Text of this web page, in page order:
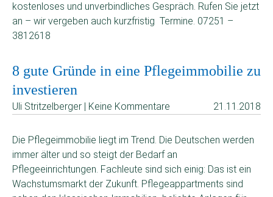
kostenloses und unverbindliches Gespräch. Rufen Sie jetzt
an – wir vergeben auch kurzfristig Termine. 07251 –
3812618
8 gute Gründe in eine Pflegeimmobilie zu
investieren
Uli Stritzelberger | Keine Kommentare 21.11.2018
Die Pflegeimmobilie liegt im Trend. Die Deutschen werden
immer älter und so steigt der Bedarf an
Pflegeeinrichtungen. Fachleute sind sich einig: Das ist ein
Wachstumsmarkt der Zukunft. Pflegeappartments sind